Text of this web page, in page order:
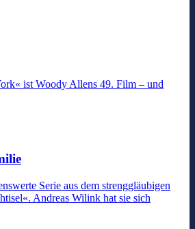
ist Woody Allens 49. Film – und
Serie aus dem strenggläubigen
Andreas Wilink hat sie sich